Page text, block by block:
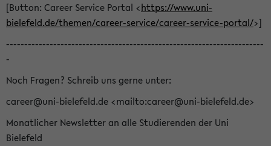
[Button: Career Service Portal <https://www.uni-
bielefeld.de/themen/career-service/career-service-portal/>]
-----------------------------------------------------------------------
-
Noch Fragen? Schreib uns gerne unter:
career@uni-bielefeld.de <mailto:career@uni-bielefeld.de>
Monatlicher Newsletter an alle Studierenden der Uni
Bielefeld